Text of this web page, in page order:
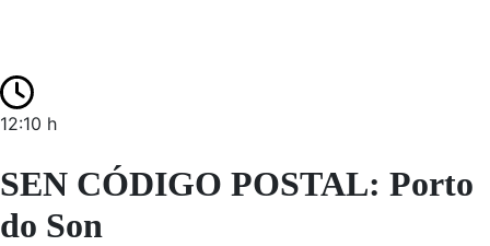
12:10 h
SEN CÓDIGO POSTAL: Porto
do Son